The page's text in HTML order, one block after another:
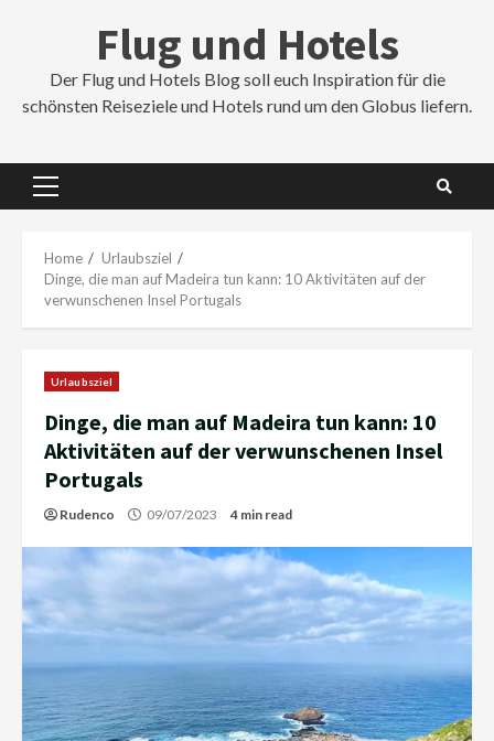
Flug und Hotels
Der Flug und Hotels Blog soll euch Inspiration für die
schönsten Reiseziele und Hotels rund um den Globus liefern.
Primary
Home
Urlaubsziel
Dinge, die man auf Madeira tun kann: 10 Aktivitäten auf der
verwunschenen Insel Portugals
Urlaubsziel
Dinge, die man auf Madeira tun kann: 10
Aktivitäten auf der verwunschenen Insel
Portugals
Rudenco 09/07/2023 4 min read